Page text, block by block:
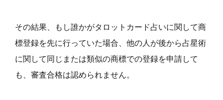
その結果、もし誰かがタロットカード占いに関して商
標登録を先に行っていた場合、他の人が後から占星術
に関して同じまたは類似の商標での登録を申請して
も、審査合格は認められません。